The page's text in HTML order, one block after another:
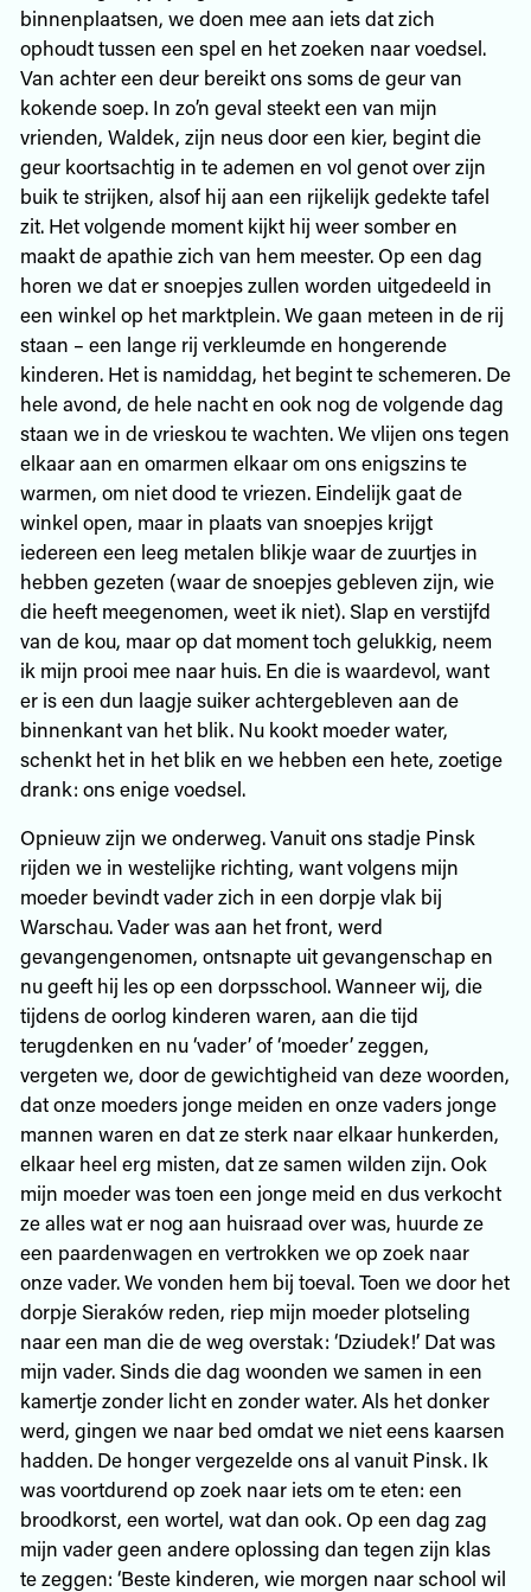
binnenplaatsen, we doen mee aan iets dat zich
ophoudt tussen een spel en het zoeken naar voedsel.
Van achter een deur bereikt ons soms de geur van
kokende soep. In zo’n geval steekt een van mijn
vrienden, Waldek, zijn neus door een kier, begint die
geur koortsachtig in te ademen en vol genot over zijn
buik te strijken, alsof hij aan een rijkelijk gedekte tafel
zit. Het volgende moment kijkt hij weer somber en
maakt de apathie zich van hem meester. Op een dag
horen we dat er snoepjes zullen worden uitgedeeld in
een winkel op het marktplein. We gaan meteen in de rij
staan – een lange rij verkleumde en hongerende
kinderen. Het is namiddag, het begint te schemeren. De
hele avond, de hele nacht en ook nog de volgende dag
staan we in de vrieskou te wachten. We vlijen ons tegen
elkaar aan en omarmen elkaar om ons enigszins te
warmen, om niet dood te vriezen. Eindelijk gaat de
winkel open, maar in plaats van snoepjes krijgt
iedereen een leeg metalen blikje waar de zuurtjes in
hebben gezeten (waar de snoepjes gebleven zijn, wie
die heeft meegenomen, weet ik niet). Slap en verstijfd
van de kou, maar op dat moment toch gelukkig, neem
ik mijn prooi mee naar huis. En die is waardevol, want
er is een dun laagje suiker achtergebleven aan de
binnenkant van het blik. Nu kookt moeder water,
schenkt het in het blik en we hebben een hete, zoetige
drank: ons enige voedsel.
Opnieuw zijn we onderweg. Vanuit ons stadje Pinsk
rijden we in westelijke richting, want volgens mijn
moeder bevindt vader zich in een dorpje vlak bij
Warschau. Vader was aan het front, werd
gevangengenomen, ontsnapte uit gevangenschap en
nu geeft hij les op een dorpsschool. Wanneer wij, die
tijdens de oorlog kinderen waren, aan die tijd
terugdenken en nu ‘vader’ of ‘moeder’ zeggen,
vergeten we, door de gewichtigheid van deze woorden,
dat onze moeders jonge meiden en onze vaders jonge
mannen waren en dat ze sterk naar elkaar hunkerden,
elkaar heel erg misten, dat ze samen wilden zijn. Ook
mijn moeder was toen een jonge meid en dus verkocht
ze alles wat er nog aan huisraad over was, huurde ze
een paardenwagen en vertrokken we op zoek naar
onze vader. We vonden hem bij toeval. Toen we door het
dorpje Sieraków reden, riep mijn moeder plotseling
naar een man die de weg overstak: ‘Dziudek!’ Dat was
mijn vader. Sinds die dag woonden we samen in een
kamertje zonder licht en zonder water. Als het donker
werd, gingen we naar bed omdat we niet eens kaarsen
hadden. De honger vergezelde ons al vanuit Pinsk. Ik
was voortdurend op zoek naar iets om te eten: een
broodkorst, een wortel, wat dan ook. Op een dag zag
mijn vader geen andere oplossing dan tegen zijn klas
te zeggen: ‘Beste kinderen, wie morgen naar school wil